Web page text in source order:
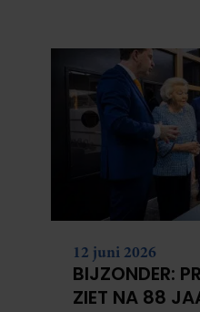
12 juni 2026
BIJZONDER:
ZIET NA 88